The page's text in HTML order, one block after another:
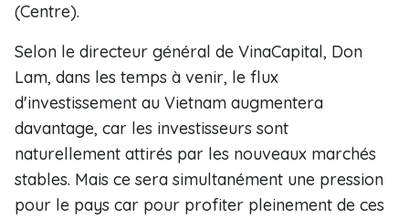
(Centre).
Selon le directeur général de VinaCapital, Don
Lam, dans les temps à venir, le flux
d'investissement au Vietnam augmentera
davantage, car les investisseurs sont
naturellement attirés par les nouveaux marchés
stables. Mais ce sera simultanément une pression
pour le pays car pour profiter pleinement de ces